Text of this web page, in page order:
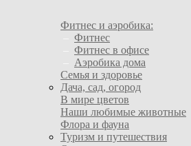
Фитнес и аэробика:
Фитнес
Фитнес в офисе
Аэробика дома
Семья и здоровье
Дача, сад, огород
В мире цветов
Наши любимые животные
Флора и фауна
Туризм и путешествия